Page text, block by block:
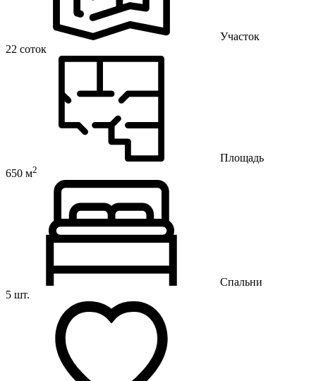
Участок
22 соток
Площадь
650 м2
Спальни
5 шт.